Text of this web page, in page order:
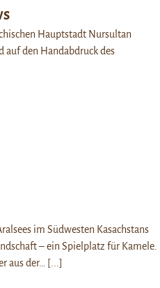
Hauptstadt Nursultan
auf den Handabdruck des
im Südwesten Kasachstans
– ein Spielplatz für Kamele.
aus der…
[...]